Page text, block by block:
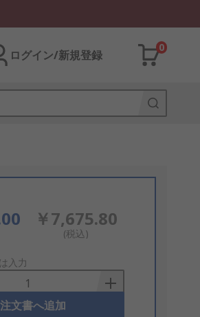
ログイン/新規登録
0
￥7,675.80
(税込)
入力
注文書へ追加